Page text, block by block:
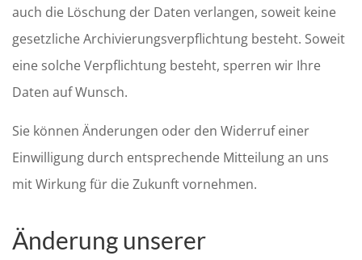
auch die Löschung der Daten verlangen, soweit keine
gesetzliche Archivierungsverpflichtung besteht. Soweit
eine solche Verpflichtung besteht, sperren wir Ihre
Daten auf Wunsch.
Sie können Änderungen oder den Widerruf einer
Einwilligung durch entsprechende Mitteilung an uns
mit Wirkung für die Zukunft vornehmen.
Änderung unserer